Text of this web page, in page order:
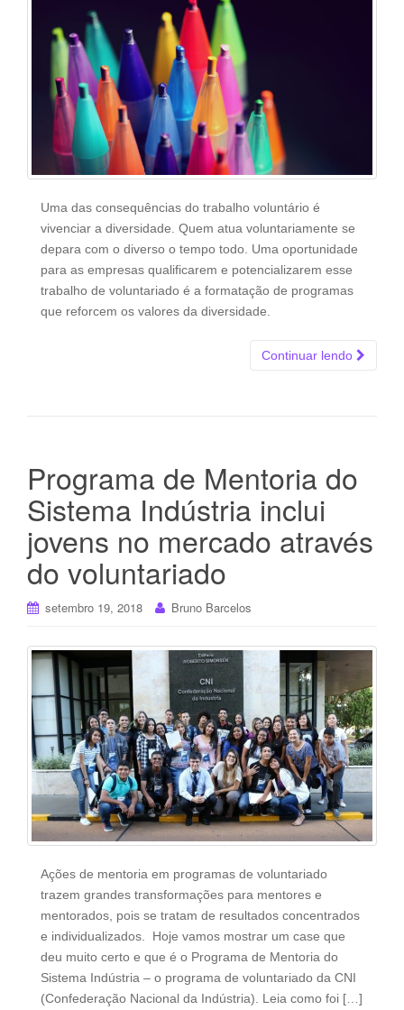
Uma das consequências do trabalho voluntário é
vivenciar a diversidade. Quem atua voluntariamente se
depara com o diverso o tempo todo. Uma oportunidade
para as empresas qualificarem e potencializarem esse
trabalho de voluntariado é a formatação de programas
que reforcem os valores da diversidade.
Continuar lendo
Programa de Mentoria do
Sistema Indústria inclui
jovens no mercado através
do voluntariado
setembro 19, 2018 Bruno Barcelos
Ações de mentoria em programas de voluntariado
trazem grandes transformações para mentores e
mentorados, pois se tratam de resultados concentrados
e individualizados. Hoje vamos mostrar um case que
deu muito certo e que é o Programa de Mentoria do
Sistema Indústria – o programa de voluntariado da CNI
(Confederação Nacional da Indústria). Leia como foi […]